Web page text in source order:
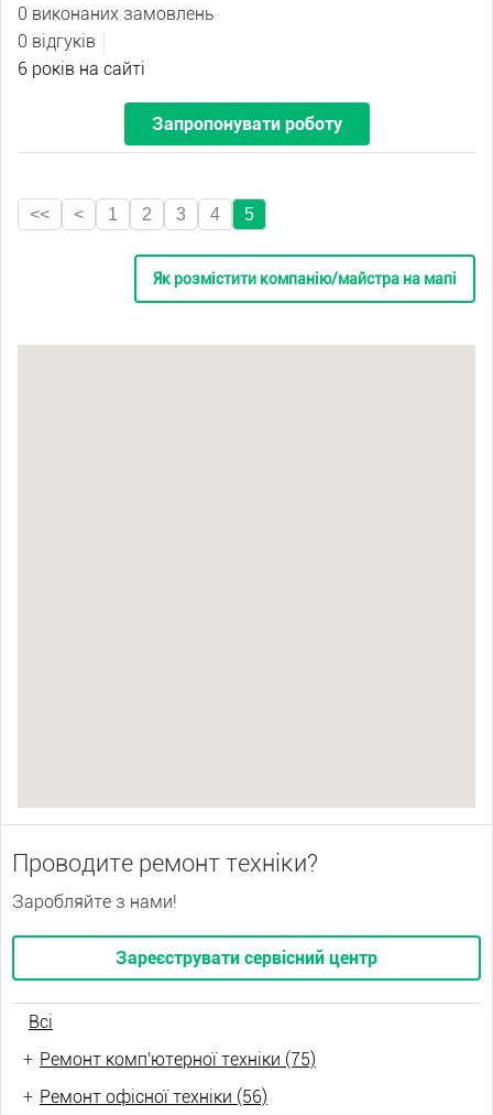
0 виконаних замовлень
0 відгуків
6 років на сайті
Запропонувати роботу
<< < 1 2 3 4 5
Як розмістити компанію/майстра на мапі
Проводите ремонт техніки?
Заробляйте з нами!
Зареєструвати сервісний центр
Всі
+ Ремонт комп'ютерної техніки (75)
+ Ремонт офісної техніки (56)